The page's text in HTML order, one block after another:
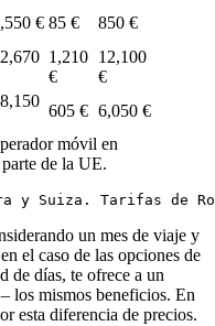
€ 85 € 850 €
1,210
€
12,100
€
605 € 6,050 €
móvil en
de la UE.
un mes de viaje y
el caso de las opciones de
de días, te ofrece a un
– los mismos beneficios. En
esta diferencia de precios.